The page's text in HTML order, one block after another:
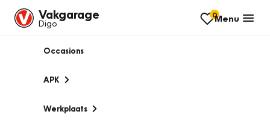
Vakgarage
Digo
0Menu
Occasions
APK
Werkplaats